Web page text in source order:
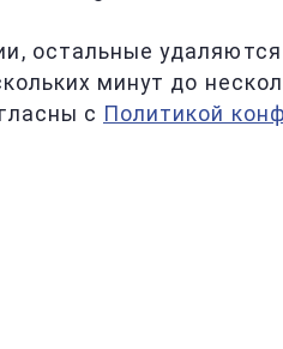
остальные
минут до
с Политикой